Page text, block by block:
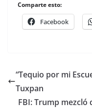
Comparte esto:
Facebook
“Tequio por mi
Tuxpan
FBI: Trump